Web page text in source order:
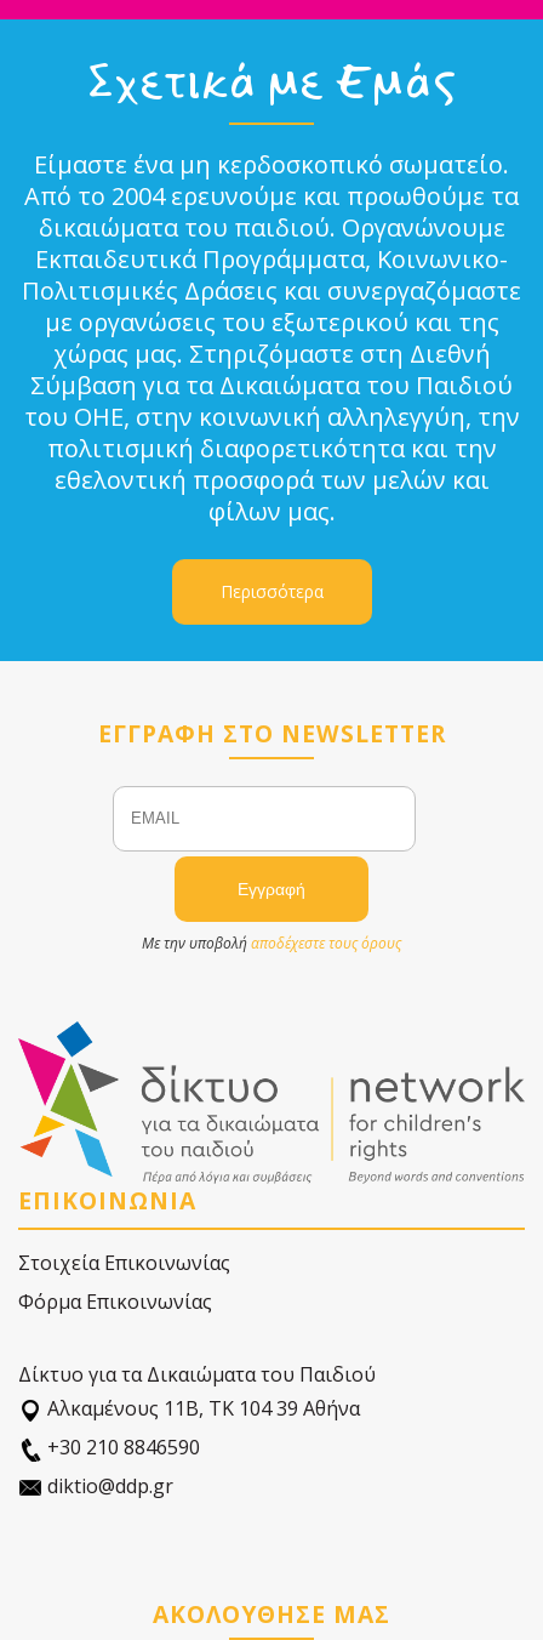
Σχετικά με Εμάς
Είμαστε ένα μη κερδοσκοπικό σωματείο.
Από το 2004 ερευνούμε και προωθούμε τα
δικαιώματα του παιδιού. Οργανώνουμε
Εκπαιδευτικά Προγράμματα, Κοινωνικο-
Πολιτισμικές Δράσεις και συνεργαζόμαστε
με οργανώσεις του εξωτερικού και της
χώρας μας. Στηριζόμαστε στη Διεθνή
Σύμβαση για τα Δικαιώματα του Παιδιού
του ΟΗΕ, στην κοινωνική αλληλεγγύη, την
πολιτισμική διαφορετικότητα και την
εθελοντική προσφορά των μελών και
φίλων μας.
Περισσότερα
ΕΓΓΡΑΦΗ ΣΤΟ NEWSLETTER
Email
Με την υποβολήαποδέχεστε τους όρους
ΕΠΙΚΟΙΝΩΝΙΑ
Στοιχεία Επικοινωνίας
Φόρμα Επικοινωνίας
Δίκτυο για τα Δικαιώματα του Παιδιού
Αλκαµένους 11Β, ΤΚ 104 39 Αθήνα
+30 210 8846590
diktio@ddp.gr
ΑΚΟΛΟΥΘΗΣΕ ΜΑΣ